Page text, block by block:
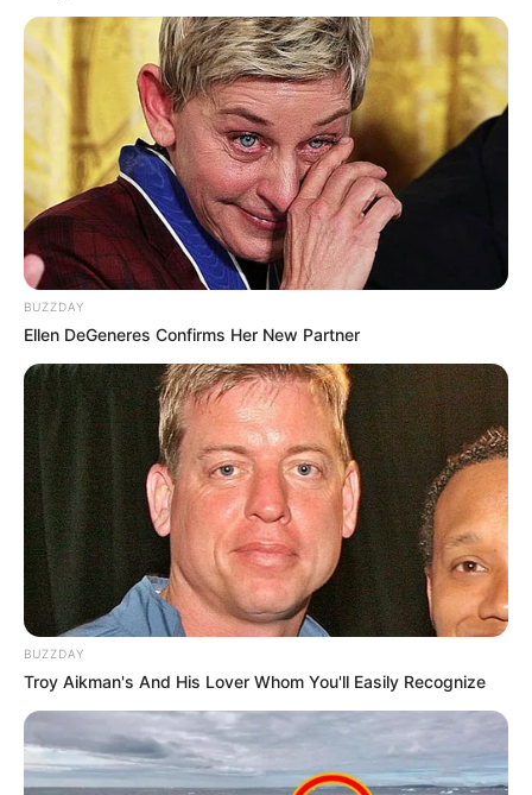
10 Desain Kanopi Tempat
Tidur, Serasa Beristirahat di
Kamar Raja
Tampil Lebih Modern, 7 Potret
Hasil Renovasi Rumah Berusia
90 Tahun
BUZZDAY
Ellen DeGeneres Confirms Her New Partner
BUZZDAY
Troy Aikman's And His Lover Whom You'll Easily Recognize